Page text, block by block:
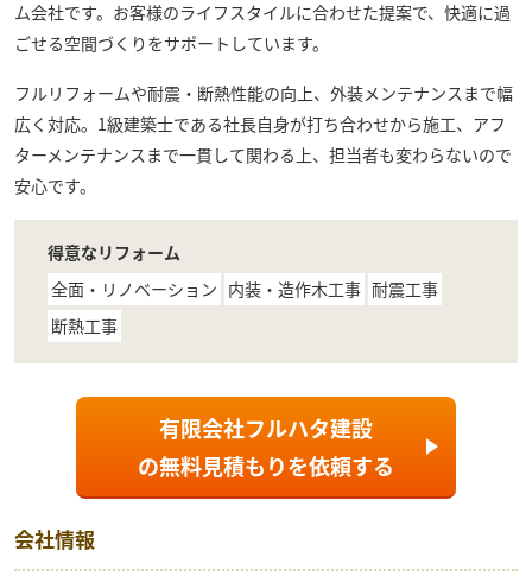
ム会社です。お客様のライフスタイルに合わせた提案で、快適に過
ごせる空間づくりをサポートしています。
フルリフォームや耐震・断熱性能の向上、外装メンテナンスまで幅
広く対応。1級建築士である社長自身が打ち合わせから施工、アフ
ターメンテナンスまで一貫して関わる上、担当者も変わらないので
安心です。
得意なリフォーム
全面・リノベーション 内装・造作木工事 耐震工事
断熱工事
有限会社フルハタ建設
の無料見積もりを依頼する
会社情報